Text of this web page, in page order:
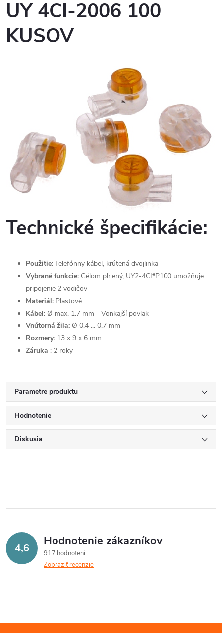
UY 4CI-2006 100
KUSOV
Technické špecifikácie:
Použitie: Telefónny kábel, krútená dvojlinka
Vybrané funkcie: Gélom plnený, UY2-4CI*P100 umožňuje
pripojenie 2 vodičov
Materiál: Plastové
Kábel: Ø max. 1.7 mm - Vonkajší povlak
Vnútorná žila: Ø 0,4 ... 0.7 mm
Rozmery: 13 x 9 x 6 mm
Záruka : 2 roky
Parametre produktu
Hodnotenie
Diskusia
4,6 Hodnotenie zákazníkov
917 hodnotení
Zobraziť recenzie